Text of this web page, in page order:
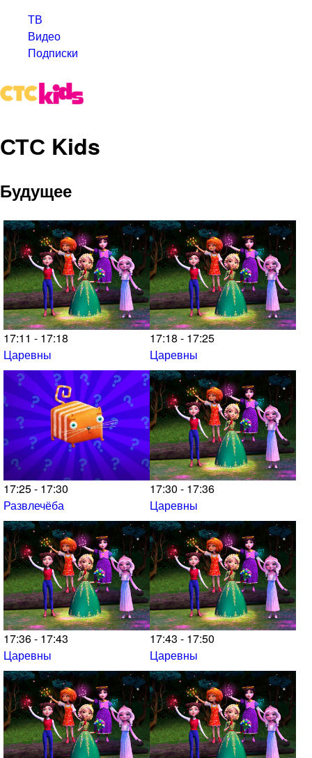
ТВ
Видео
Подписки
СТС Kids
Будущее
17:11 - 17:18
Царевны
17:18 - 17:25
Царевны
17:25 - 17:30
Развлечёба
17:30 - 17:36
Царевны
17:36 - 17:43
Царевны
17:43 - 17:50
Царевны